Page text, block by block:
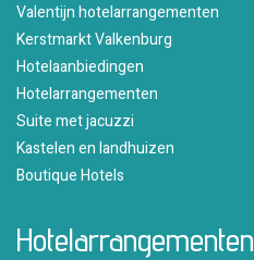
Valentijn hotelarrangementen
Kerstmarkt Valkenburg
Hotelaanbiedingen
Hotelarrangementen
Suite met jacuzzi
Kastelen en landhuizen
Boutique Hotels
Hotelarrangementen